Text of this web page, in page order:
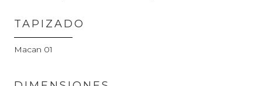
TAPIZADO
Macan 01